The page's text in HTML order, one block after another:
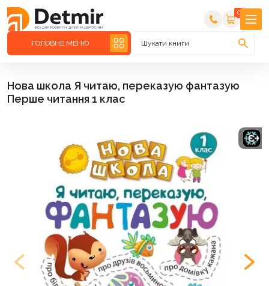
0
ГОЛОВНЕ МЕНЮ Шукати книги
Нова школа Я читаю, переказую фантазую
Перше читання 1 клас